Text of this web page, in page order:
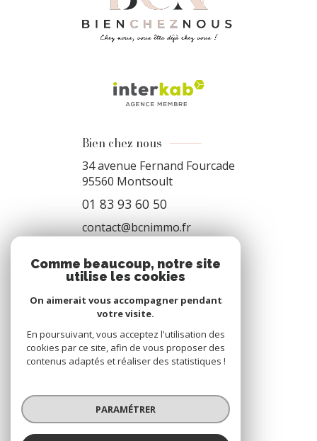
Bien chez nous
34 avenue Fernand Fourcade
95560 Montsoult
01 83 93 60 50
contact@bcnimmo.fr
NOS RÉSEAUX
Nous suivre
AVIS
Comme beaucoup, notre site
utilise les cookies
On aimerait vous accompagner pendant
votre visite.
En poursuivant, vous acceptez l'utilisation des
cookies par ce site, afin de vous proposer des
contenus adaptés et réaliser des statistiques !
PARAMÉTRER